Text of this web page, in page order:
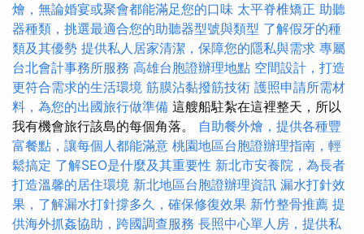
燴，無論婚宴或聚會都能滿足您的口味 太平脊椎矯正 助聽
器種類，挑選最適合您的助聽器型號與類型 了解假牙的種
類及其優勢 提供私人居家清潔，保障您的隱私與需求 專屬
台北會計事務所服務 高雄台胞證辦理地點 空間設計，打造
更符合需求的生活環境 筋膜沾黏撥筋技術 護照申請所需材
料，為您的出國旅行做準備 這艘船駐紮在這裡整天，所以
我有機會旅行該島的每個角落。 自助餐外燴，提供各種豐
富餐點，讓每個人都能滿意 桃園地區台胞證辦理指南，輕
鬆搞定 了解SEO是什麼及其重要性 新北市安養院，為長者
打造溫馨的居住環境 新北地區台胞證辦理資訊 漏水打針效
果，了解漏水打針撐多久，確保修復效果 新竹整骨推薦 提
供海外抓姦協助，跨國調查服務 長照中心單人房，提供私